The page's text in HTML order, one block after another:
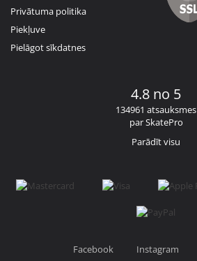
Privātuma politika
Piekļuve
Pielāgot sīkdatnes
4.8 no 5
134961 atsauksmes
par SkatePro
Parādīt visu
Facebook Instagram